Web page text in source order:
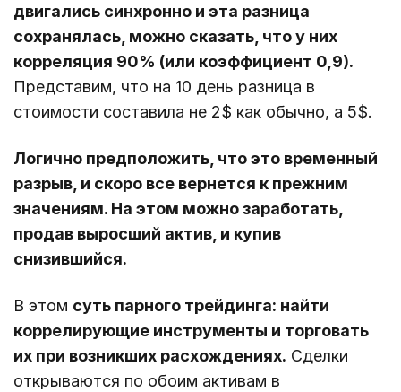
двигались синхронно и эта разница
сохранялась, можно сказать, что у них
корреляция 90% (или коэффициент 0,9).
Представим, что на 10 день разница в
стоимости составила не 2$ как обычно, а 5$.
Логично предположить, что это временный
разрыв, и скоро все вернется к прежним
значениям. На этом можно заработать,
продав выросший актив, и купив
снизившийся.
В этом суть парного трейдинга: найти
коррелирующие инструменты и торговать
их при возникших расхождениях. Сделки
открываются по обоим активам в